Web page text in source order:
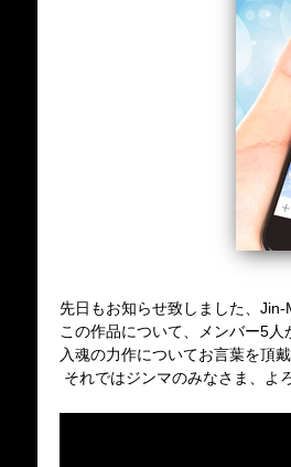
先日もお知らせ致しました、Jin-
この作品について、メンバー5人
入魂の力作についてお言葉を頂
それではジンマのみなさま、よ